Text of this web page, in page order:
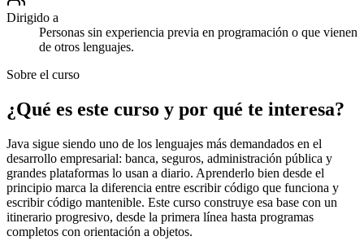
Dirigido a
Personas sin experiencia previa en programación o que vienen
de otros lenguajes.
Sobre el curso
¿Qué es este curso y por qué te interesa?
Java sigue siendo uno de los lenguajes más demandados en el
desarrollo empresarial: banca, seguros, administración pública y
grandes plataformas lo usan a diario. Aprenderlo bien desde el
principio marca la diferencia entre escribir código que funciona y
escribir código mantenible. Este curso construye esa base con un
itinerario progresivo, desde la primera línea hasta programas
completos con orientación a objetos.